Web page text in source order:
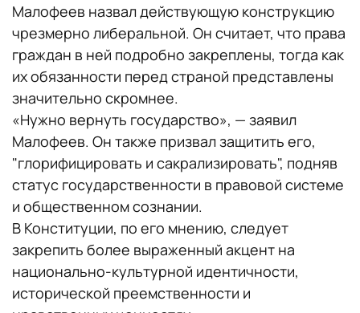
Малофеев назвал действующую конструкцию
чрезмерно либеральной. Он считает, что права
граждан в ней подробно закреплены, тогда как
их обязанности перед страной представлены
значительно скромнее.
«Нужно вернуть государство», — заявил
Малофеев. Он также призвал защитить его,
"глорифицировать и сакрализировать", подняв
статус государственности в правовой системе
и общественном сознании.
В Конституции, по его мнению, следует
закрепить более выраженный акцент на
национально-культурной идентичности,
исторической преемственности и